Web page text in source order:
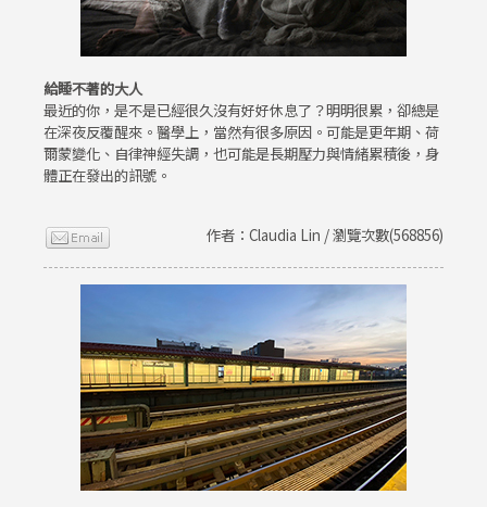
給睡不著的大人
最近的你，是不是已經很久沒有好好休息了？明明很累，卻總是
在深夜反覆醒來。醫學上，當然有很多原因。可能是更年期、荷
爾蒙變化、自律神經失調，也可能是長期壓力與情緒累積後，身
體正在發出的訊號。
作者：Claudia Lin / 瀏覽次數(568856)